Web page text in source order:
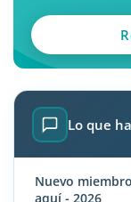
Lo que
Nuevo
aquí - 2026